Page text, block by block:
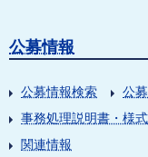
公募情報
公募情報検索 公
事務処理説明書・様
関連情報